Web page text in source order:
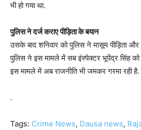
भी हो गया था.
पुलिस ने दर्ज कराए पीड़िता के बयान
उसके बाद शनिवार को पुलिस ने मासूम पीड़िता
पुलिस ने इस मामले में सब इंस्पेक्टर भूपेंद्र सिंह को
इस मामले में अब राजनीति भी जमकर गरमा रही
.
Tags: Crime News, Dausa news,